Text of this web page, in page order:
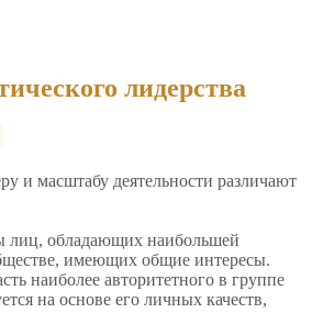
лидерства
и масштабу деятельности различают
лиц, обладающих наибольшей
имеющих общие интересы.
наиболее авторитетного в группе
на основе его личных качеств,